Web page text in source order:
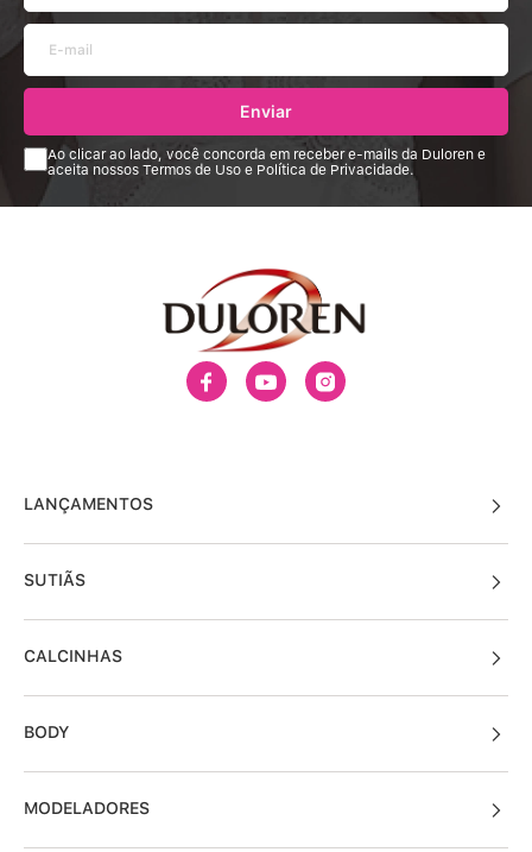
Enviar
Ao clicar ao lado, você concorda em receber e-mails da Duloren e
aceita nossos Termos de Uso e Política de Privacidade.
LANÇAMENTOS
SUTIÃS
CALCINHAS
BODY
MODELADORES